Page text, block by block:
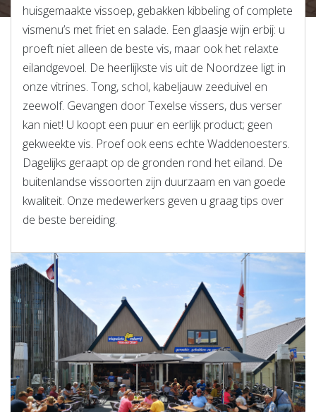
huisgemaakte vissoep, gebakken kibbeling of complete
vismenu’s met friet en salade. Een glaasje wijn erbij: u
proeft niet alleen de beste vis, maar ook het relaxte
eilandgevoel. De heerlijkste vis uit de Noordzee ligt in
onze vitrines. Tong, schol, kabeljauw zeeduivel en
zeewolf. Gevangen door Texelse vissers, dus verser
kan niet! U koopt een puur en eerlijk product; geen
gekweekte vis. Proef ook eens echte Waddenoesters.
Dagelijks geraapt op de gronden rond het eiland. De
buitenlandse vissoorten zijn duurzaam en van goede
kwaliteit. Onze medewerkers geven u graag tips over
de beste bereiding.